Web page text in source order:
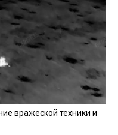
вражеской техники и